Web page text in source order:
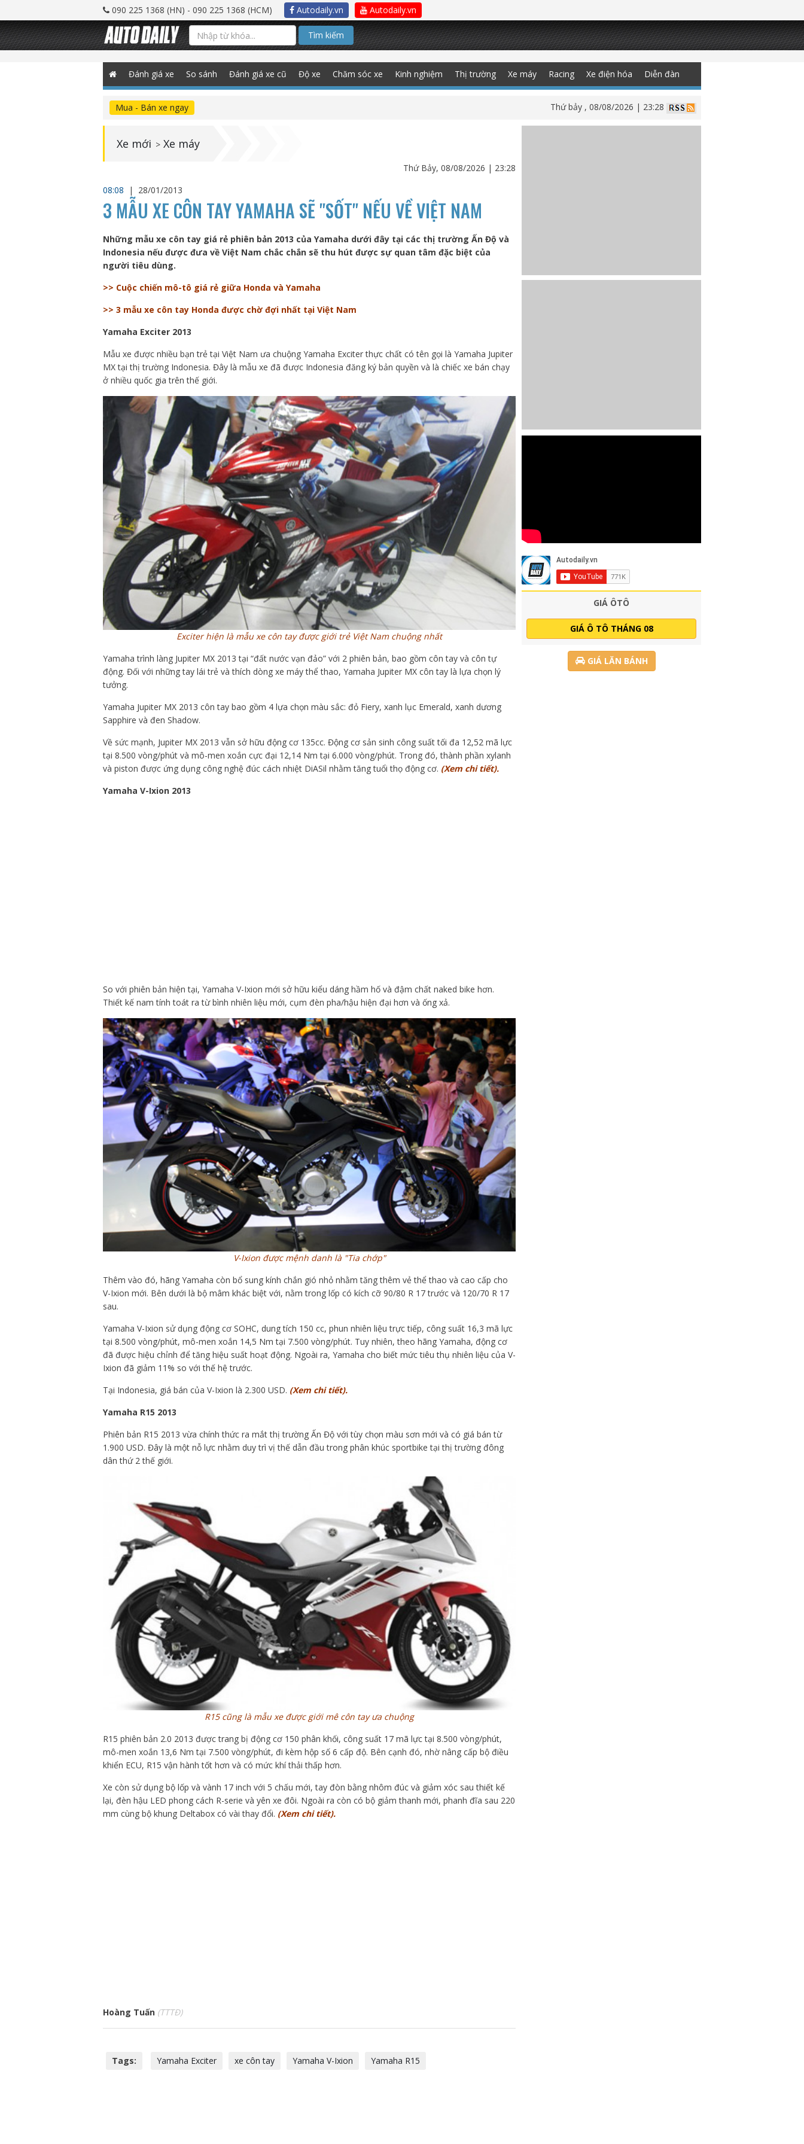
090 225 1368 (HN) - 090 225 1368 (HCM) Autodaily.vn Autodaily.vn
Tìm kiếm
Đánh giá xe So sánh Đánh giá xe cũ Độ xe Chăm sóc xe Kinh nghiệm Thị trường Xe máy Racing Xe điện hóa Diễn đàn
Mua - Bán xe ngay Thứ bảy , 08/08/2026 | 23:28
Xe mới > Xe máy
Thứ Bảy, 08/08/2026 | 23:28
08:08
| 28/01/2013
3 MẪU XE CÔN TAY YAMAHA SẼ "SỐT" NẾU VỀ VIỆT NAM
Những mẫu xe côn tay giá rẻ phiên bản 2013 của Yamaha dưới đây tại các thị trường Ấn Độ và
Indonesia nếu được đưa về Việt Nam chắc chắn sẽ thu hút được sự quan tâm đặc biệt của
người tiêu dùng.
>> Cuộc chiến mô-tô giá rẻ giữa Honda và Yamaha
>> 3 mẫu xe côn tay Honda được chờ đợi nhất tại Việt Nam
Yamaha Exciter 2013
Mẫu xe được nhiều bạn trẻ tại Việt Nam ưa chuộng Yamaha Exciter thực chất có tên gọi là Yamaha Jupiter
MX tại thị trường Indonesia. Đây là mẫu xe đã được Indonesia đăng ký bản quyền và là chiếc xe bán chạy
ở nhiều quốc gia trên thế giới.
Exciter hiện là mẫu xe côn tay được giới trẻ Việt Nam chuộng nhất
Yamaha trình làng Jupiter MX 2013 tại “đất nước vạn đảo” với 2 phiên bản, bao gồm côn tay và côn tự
động. Đối với những tay lái trẻ và thích dòng xe máy thể thao, Yamaha Jupiter MX côn tay là lựa chọn lý
tưởng.
Yamaha Jupiter MX 2013 côn tay bao gồm 4 lựa chọn màu sắc: đỏ Fiery, xanh lục Emerald, xanh dương
Sapphire và đen Shadow.
Về sức mạnh, Jupiter MX 2013 vẫn sở hữu động cơ 135cc. Động cơ sản sinh công suất tối đa 12,52 mã lực
tại 8.500 vòng/phút và mô-men xoắn cực đại 12,14 Nm tại 6.000 vòng/phút. Trong đó, thành phần xylanh
và piston được ứng dụng công nghệ đúc cách nhiệt DiASil nhằm tăng tuổi thọ động cơ. (Xem chi tiết).
Yamaha V-Ixion 2013
So với phiên bản hiện tại, Yamaha V-Ixion mới sở hữu kiểu dáng hầm hố và đậm chất naked bike hơn.
Thiết kế nam tính toát ra từ bình nhiên liệu mới, cụm đèn pha/hậu hiện đại hơn và ống xả.
V-Ixion được mệnh danh là "Tia chớp"
Thêm vào đó, hãng Yamaha còn bổ sung kính chắn gió nhỏ nhằm tăng thêm vẻ thể thao và cao cấp cho
V-Ixion mới. Bên dưới là bộ mâm khác biệt với, nằm trong lốp có kích cỡ 90/80 R 17 trước và 120/70 R 17
sau.
Yamaha V-Ixion sử dụng động cơ SOHC, dung tích 150 cc, phun nhiên liệu trực tiếp, công suất 16,3 mã lực
tại 8.500 vòng/phút, mô-men xoắn 14,5 Nm tại 7.500 vòng/phút. Tuy nhiên, theo hãng Yamaha, động cơ
đã được hiệu chỉnh để tăng hiệu suất hoạt động. Ngoài ra, Yamaha cho biết mức tiêu thụ nhiên liệu của V-
Ixion đã giảm 11% so với thế hệ trước.
Tại Indonesia, giá bán của V-Ixion là 2.300 USD. (Xem chi tiết).
Yamaha R15 2013
Phiên bản R15 2013 vừa chính thức ra mắt thị trường Ấn Độ với tùy chọn màu sơn mới và có giá bán từ
1.900 USD. Đây là một nỗ lực nhằm duy trì vị thế dẫn đầu trong phân khúc sportbike tại thị trường đông
dân thứ 2 thế giới.
R15 cũng là mẫu xe được giới mê côn tay ưa chuộng
R15 phiên bản 2.0 2013 được trang bị động cơ 150 phân khối, công suất 17 mã lực tại 8.500 vòng/phút,
mô-men xoắn 13,6 Nm tại 7.500 vòng/phút, đi kèm hộp số 6 cấp độ. Bên cạnh đó, nhờ nâng cấp bộ điều
khiển ECU, R15 vận hành tốt hơn và có mức khí thải thấp hơn.
Xe còn sử dụng bộ lốp và vành 17 inch với 5 chấu mới, tay đòn bằng nhôm đúc và giảm xóc sau thiết kế
lại, đèn hậu LED phong cách R-serie và yên xe đôi. Ngoài ra còn có bộ giảm thanh mới, phanh đĩa sau 220
mm cùng bộ khung Deltabox có vài thay đổi. (Xem chi tiết).
Hoàng Tuấn (TTTĐ)
Tags: Yamaha Exciter xe côn tay Yamaha V-Ixion Yamaha R15
GIÁ ÔTÔ
GIÁ Ô TÔ THÁNG 08
GIÁ LĂN BÁNH